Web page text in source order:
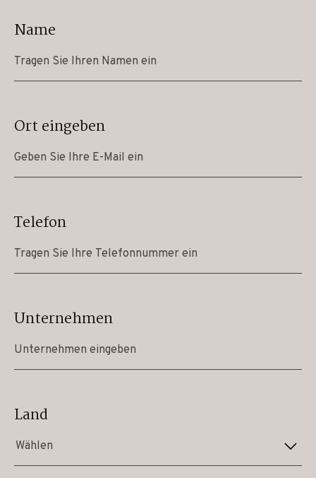
Name
Ort eingeben
Telefon
Unternehmen
Land
Wählen